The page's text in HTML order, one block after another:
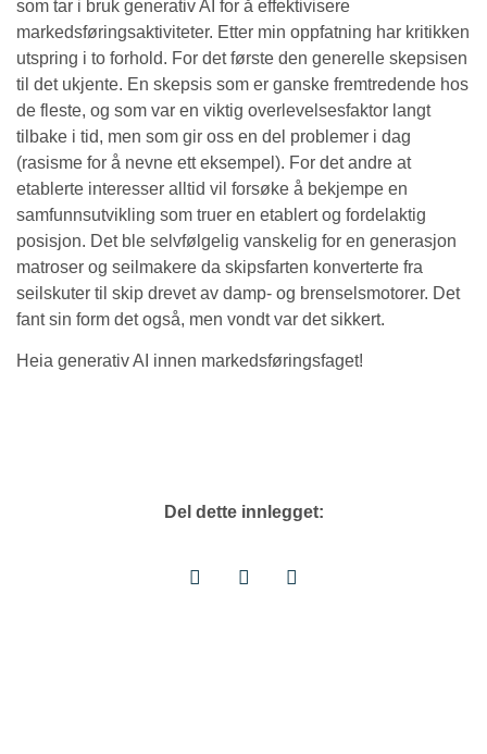
som tar i bruk generativ AI for å effektivisere
markedsføringsaktiviteter. Etter min oppfatning har kritikken
utspring i to forhold. For det første den generelle skepsisen
til det ukjente. En skepsis som er ganske fremtredende hos
de fleste, og som var en viktig overlevelsesfaktor langt
tilbake i tid, men som gir oss en del problemer i dag
(rasisme for å nevne ett eksempel). For det andre at
etablerte interesser alltid vil forsøke å bekjempe en
samfunnsutvikling som truer en etablert og fordelaktig
posisjon. Det ble selvfølgelig vanskelig for en generasjon
matroser og seilmakere da skipsfarten konverterte fra
seilskuter til skip drevet av damp- og brenselsmotorer. Det
fant sin form det også, men vondt var det sikkert.
Heia generativ AI innen markedsføringsfaget!
Del dette innlegget: